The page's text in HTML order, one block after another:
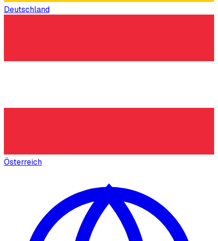
Deutschland
Österreich